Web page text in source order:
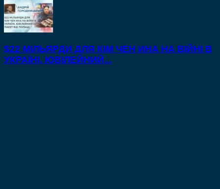
$22 МІЛЬЯРДИ ДЛЯ КІМ ЧЕН ИНА НА ВІЙНІ В
УКРАЇНІ, ЮВІЛЕЙНИЙ...